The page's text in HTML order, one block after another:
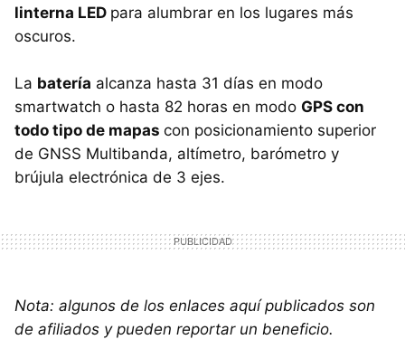
linterna LED para alumbrar en los lugares más
oscuros.
La batería alcanza hasta 31 días en modo
smartwatch o hasta 82 horas en modo GPS con
todo tipo de mapas con posicionamiento superior
de GNSS Multibanda, altímetro, barómetro y
brújula electrónica de 3 ejes.
Nota: algunos de los enlaces aquí publicados son
de afiliados y pueden reportar un beneficio.